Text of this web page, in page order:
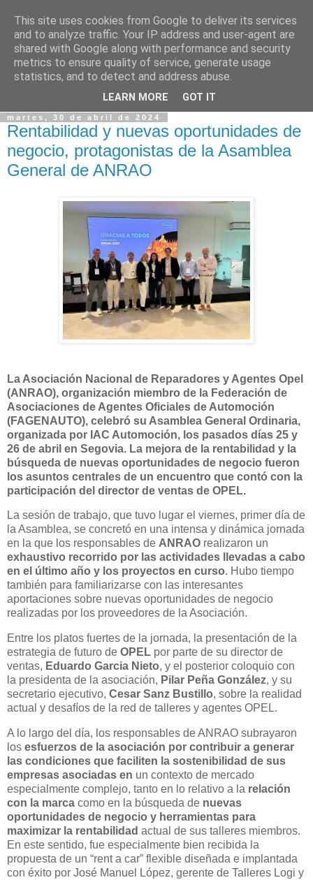
martes, 30 de abril de 2024
Rentabilidad y nuevas oportunidades de
negocio, protagonistas de la Asamblea
General de ANRAO
La Asociación Nacional de Reparadores y Agentes Opel
(ANRAO), organización miembro de la Federación de
Asociaciones de Agentes Oficiales de Automoción
(FAGENAUTO), celebró su Asamblea General Ordinaria,
organizada por IAC Automoción, los pasados días 25 y
26 de abril en Segovia. La mejora de la rentabilidad y la
búsqueda de nuevas oportunidades de negocio fueron
los asuntos centrales de un encuentro que contó con la
participación del director de ventas de OPEL.
La sesión de trabajo, que tuvo lugar el viernes, primer día de
la Asamblea, se concretó en una intensa y dinámica jornada
en la que los responsables de ANRAO realizaron un
exhaustivo recorrido por las actividades llevadas a cabo
en el último año y los proyectos en curso. Hubo tiempo
también para familiarizarse con las interesantes
aportaciones sobre nuevas oportunidades de negocio
realizadas por los proveedores de la Asociación.
Entre los platos fuertes de la jornada, la presentación de la
estrategia de futuro de OPEL por parte de su director de
ventas, Eduardo Garcia Nieto, y el posterior coloquio con
la presidenta de la asociación, Pilar Peña González, y su
secretario ejecutivo, Cesar Sanz Bustillo, sobre la realidad
actual y desafíos de la red de talleres y agentes OPEL.
A lo largo del día, los responsables de ANRAO subrayaron
los esfuerzos de la asociación por contribuir a generar
las condiciones que faciliten la sostenibilidad de sus
empresas asociadas en un contexto de mercado
especialmente complejo, tanto en lo relativo a la relación
con la marca como en la búsqueda de nuevas
oportunidades de negocio y herramientas para
maximizar la rentabilidad actual de sus talleres miembros.
En este sentido, fue especialmente bien recibida la
propuesta de un “rent a car” flexible diseñada e implantada
con éxito por José Manuel López, gerente de Talleres Logi y
This site uses cookies from Google to deliver its services
and to analyze traffic. Your IP address and user-agent are
shared with Google along with performance and security
metrics to ensure quality of service, generate usage
statistics, and to detect and address abuse.
LEARN MORE GOT IT